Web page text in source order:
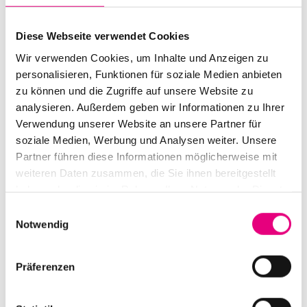
Diese Webseite verwendet Cookies
Wir verwenden Cookies, um Inhalte und Anzeigen zu
personalisieren, Funktionen für soziale Medien anbieten
zu können und die Zugriffe auf unsere Website zu
analysieren. Außerdem geben wir Informationen zu Ihrer
Verwendung unserer Website an unsere Partner für
soziale Medien, Werbung und Analysen weiter. Unsere
Partner führen diese Informationen möglicherweise mit
weiteren Daten zusammen, die Sie ihnen bereitgestellt
Notwendig
Präferenzen
schätzt Tania Giannouli die Freiheit, mit den
Erwartungen des Publikums zu spielen. Ein
mediterraner Einschlag der mit Electronics
unterfütterten Klangforschungen dürfte indes nahe
liegen. Ansonsten ist der Anspruch, den die Griechin an
ihre Mitmusiker:innen richtet so einfach wie
anspruchsvoll. In einem Interview hat sie sich
diesbezüglich festgelegt: „Sie müssen das gleiche
Leidenschaft und Begeisterung aufbringen wie ich. Ich
gleiche „Feuer“ haben und ihre Seelen in die Musik